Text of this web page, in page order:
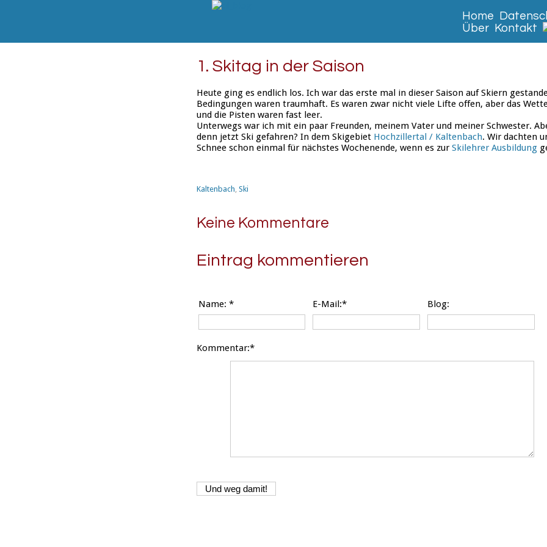
Home
Über Kontakt
1. Skitag in der Saison
Heute ging es endlich los. Ich war das erste mal in dieser Saison auf Skiern
Bedingungen waren traumhaft. Es waren zwar nicht viele Lifte offen, aber das
und die Pisten waren fast leer.
Unterwegs war ich mit ein paar Freunden, meinem Vater und meiner Schwester.
denn jetzt Ski gefahren? In dem Skigebiet Hochzillertal / Kaltenbach. Wir dachten
Schnee schon einmal für nächstes Wochenende, wenn es zurSkilehrer Ausbildung
Kaltenbach, Ski
Keine Kommentare
Eintrag kommentieren
Name: * E-Mail:* Blog:
Kommentar:*